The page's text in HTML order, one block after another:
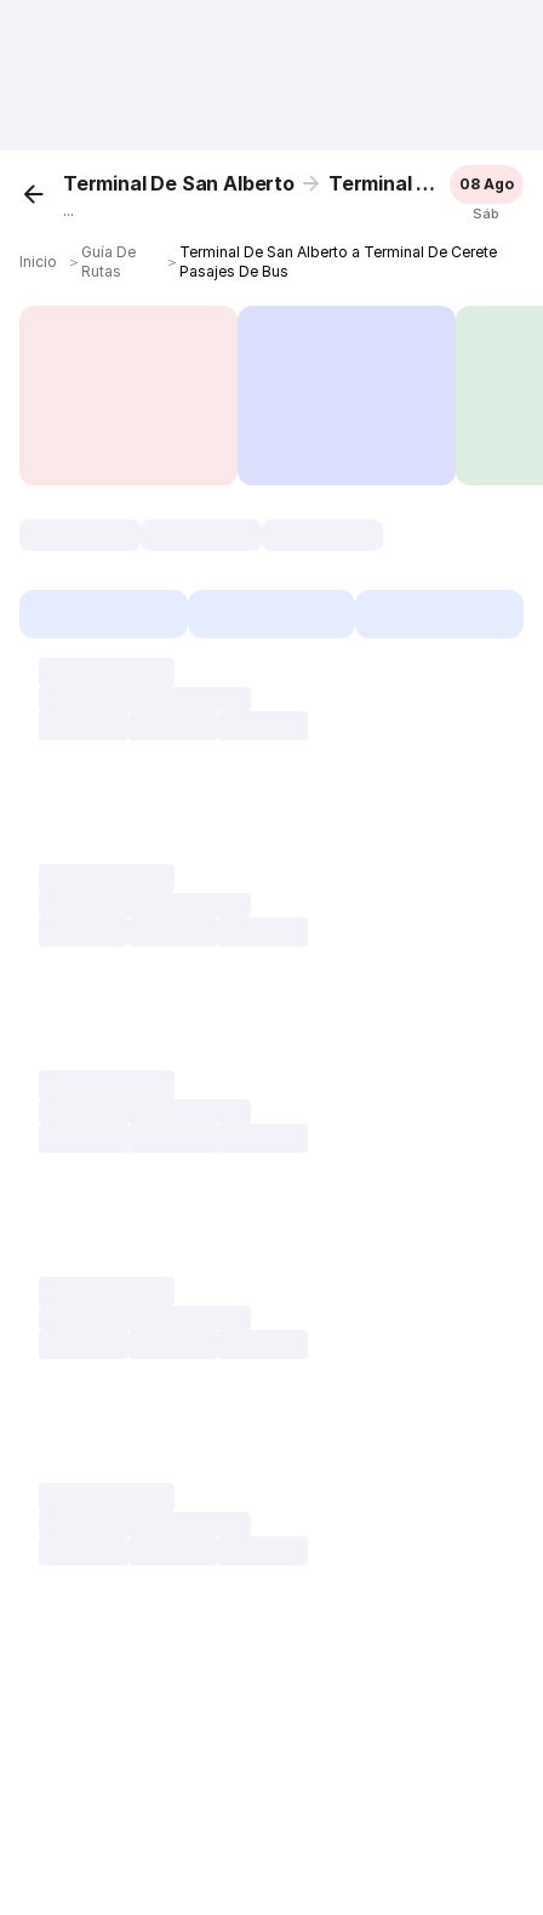
Terminal De San Alberto Terminal De Cerete
...
08 Ago
Sáb
Inicio ＞
Guía De
Rutas
＞
Terminal De San Alberto a Terminal De Cerete
Pasajes De Bus